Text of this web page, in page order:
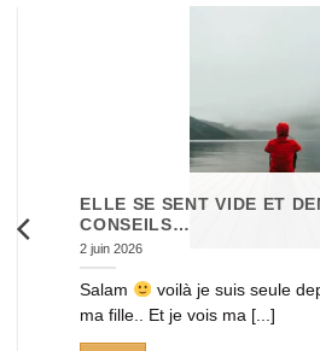
ELLE SE SENT VIDE ET
CONSEILS…
2 juin 2026
Salam
voilà je suis seule
ma fille.. Et je vois ma [...]